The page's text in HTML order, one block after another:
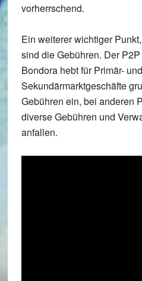
vorherrschend.
Ein weiterer wichtiger
sind die Gebühren. Der
Bondora hebt für Primär- und
Sekundärmarktgeschäfte
Gebühren ein, bei anderen
diverse Gebühren und
anfallen.